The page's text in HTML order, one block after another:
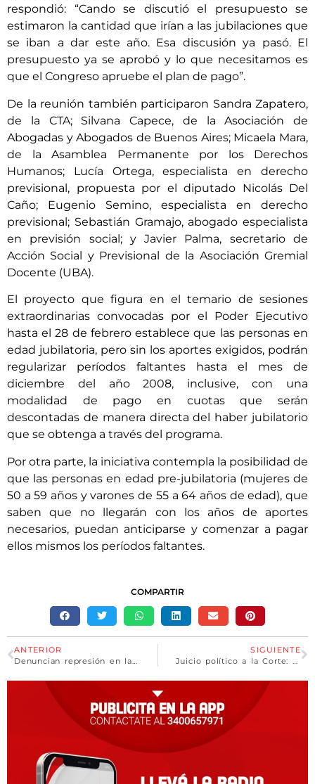
respondió: “Cando se discutió el presupuesto se
estimaron la cantidad que irían a las jubilaciones que
se iban a dar este año. Esa discusión ya pasó. El
presupuesto ya se aprobó y lo que necesitamos es
que el Congreso apruebe el plan de pago”.
De la reunión también participaron Sandra Zapatero,
de la CTA; Silvana Capece, de la Asociación de
Abogadas y Abogados de Buenos Aires; Micaela Mara,
de la Asamblea Permanente por los Derechos
Humanos; Lucía Ortega, especialista en derecho
previsional, propuesta por el diputado Nicolás Del
Caño; Eugenio Semino, especialista en derecho
previsional; Sebastián Gramajo, abogado especialista
en previsión social; y Javier Palma, secretario de
Acción Social y Previsional de la Asociación Gremial
Docente (UBA).
El proyecto que figura en el temario de sesiones
extraordinarias convocadas por el Poder Ejecutivo
hasta el 28 de febrero establece que las personas en
edad jubilatoria, pero sin los aportes exigidos, podrán
regularizar períodos faltantes hasta el mes de
diciembre del año 2008, inclusive, con una
modalidad de pago en cuotas que serán
descontadas de manera directa del haber jubilatorio
que se obtenga a través del programa.
Por otra parte, la iniciativa contempla la posibilidad de
que las personas en edad pre-jubilatoria (mujeres de
50 a 59 años y varones de 55 a 64 años de edad), que
saben que no llegarán con los años de aportes
necesarios, puedan anticiparse y comenzar a pagar
ellos mismos los períodos faltantes.
COMPARTIR
ANTERIOR
SIGUIENTE